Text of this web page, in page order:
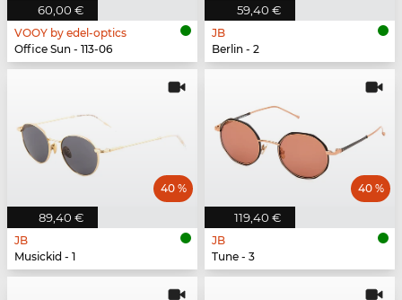
60,00 €
VOOY by edel-optics
Office Sun - 113-06
59,40 €
JB
Berlin - 2
89,40 €
40 %
JB
Musickid - 1
119,40 €
40 %
JB
Tune - 3